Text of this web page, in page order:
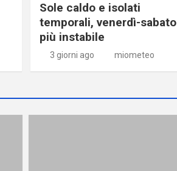
Sole caldo e isolati
temporali, venerdì-sabato
più instabile
3 giorni ago miometeo